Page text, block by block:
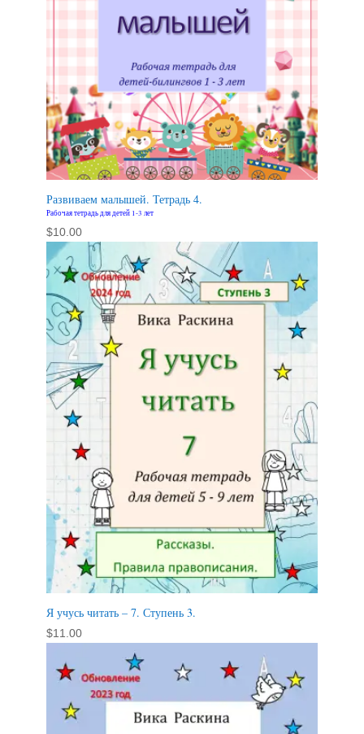
Развиваем малышей. Тетрадь 4.
Рабочая тетрадь для детей 1-3 лет
$10.00
Я учусь читать – 7. Ступень 3.
$11.00